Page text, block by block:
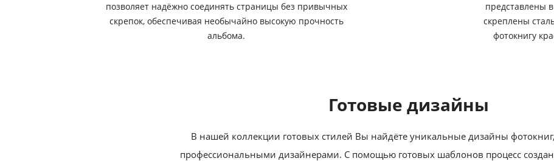
позволяет надёжно соединять страницы без привычных
скрепок, обеспечивая необычайно высокую прочность
альбома.
представлены
скреплены
фотокнигу
Готовые дизайны
В нашей коллекции готовых стилей Вы найдёте уникальные дизайны
профессиональными дизайнерами. С помощью готовых шаблонов процесс